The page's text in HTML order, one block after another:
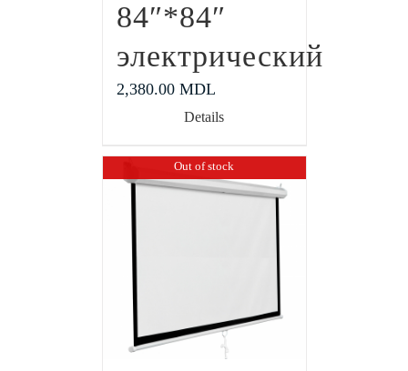
84″*84″
электрический
2,380.00 MDL
Details
Out of stock